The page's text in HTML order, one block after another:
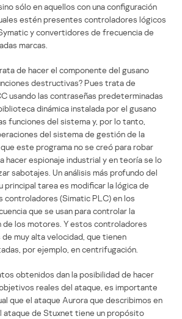
sólo en aquellos con una configuración
estén presentes controladores lógicos
y convertidores de frecuencia de
marcas.
de hacer el componente del gusano
destructivas? Pues trata de
usando las contraseñas predeterminadas
dinámica instalada por el gusano
funciones del sistema y, por lo tanto,
del sistema de gestión de la
este programa no se creó para robar
hacer espionaje industrial y en teoría se lo
sabotajes. Un análisis más profundo del
principal tarea es modificar la lógica de
controladores (Simatic PLC) en los
que se usan para controlar la
los motores. Y estos controladores
muy alta velocidad, que tienen
por ejemplo, en centrifugación.
obtenidos dan la posibilidad de hacer
reales del ataque, es importante
que el ataque Aurora que describimos en
ataque de Stuxnet tiene un propósito